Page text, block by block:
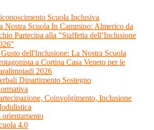
Scuola Inclusiva
Nostra Scuola In Cammino: Almerico da
Partecipa alla "Staffetta dell’Inclusione
dell'Inclusione: La Nostra Scuola
a Cortina Casa Veneto per le
2026
Dipartimento Sostegno
Coinvolgimento, Inclusione
orientamento
4.0